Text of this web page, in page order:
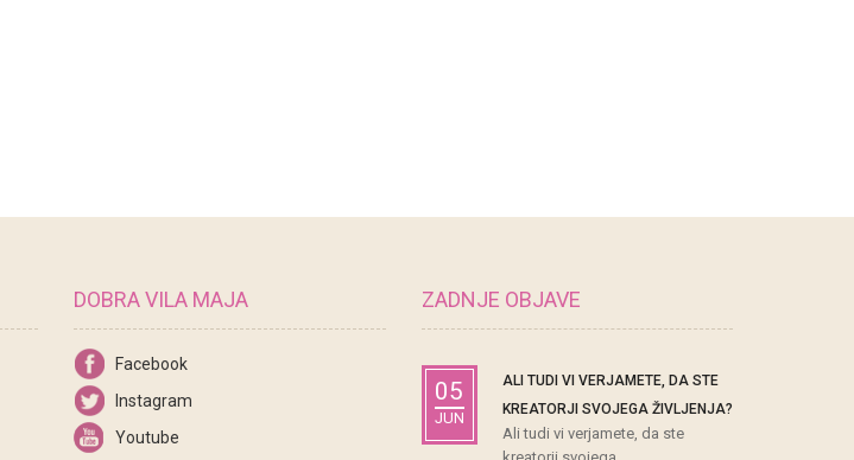
DOBRA VILA MAJA
Facebook
Instagram
Youtube
ZADNJE OBJAVE
05
JUN
ALI TUDI VI VERJAMETE, DA STE
KREATORJI SVOJEGA ŽIVLJENJA?
Ali tudi vi verjamete, da ste